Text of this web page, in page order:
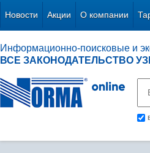
Новости Акции О компании
Информационно-поисковые и
ВСЕ ЗАКОНОДАТЕЛЬСТВО